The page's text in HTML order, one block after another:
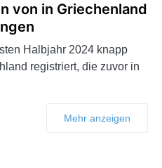
von in Griechenland
Halbjahr 2024 knapp
registriert, die zuvor in
Mehr anzeigen